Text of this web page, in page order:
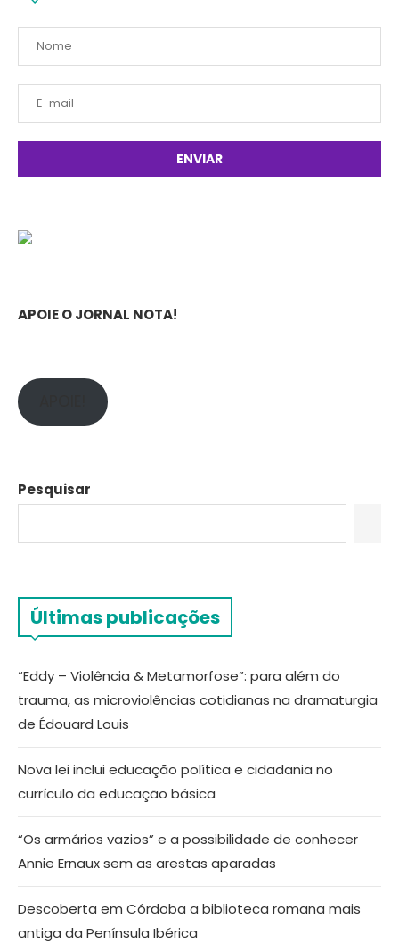
APOIE O JORNAL NOTA!
Pesquisar
Últimas publicações
“Eddy – Violência & Metamorfose”: para além do
trauma, as microviolências cotidianas na dramaturgia
de Édouard Louis
Nova lei inclui educação política e cidadania no
currículo da educação básica
“Os armários vazios” e a possibilidade de conhecer
Annie Ernaux sem as arestas aparadas
Descoberta em Córdoba a biblioteca romana mais
antiga da Península Ibérica